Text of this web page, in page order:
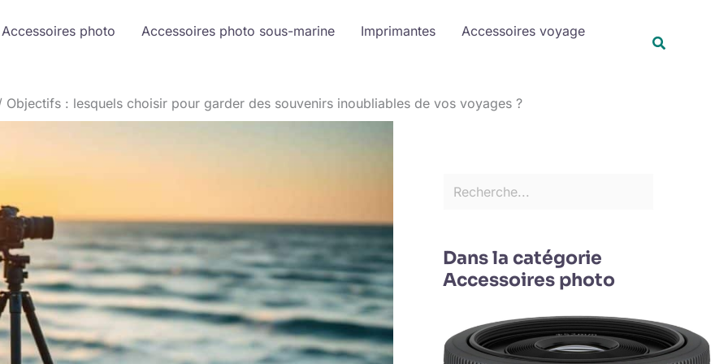
Accessoires photo Accessoires photo sous-marine Imprimantes
Accessoires voyage
Objectifs : lesquels choisir pour garder des souvenirs inoubliables de vos voyages ?
r
Dans la catégorie
Accessoires photo